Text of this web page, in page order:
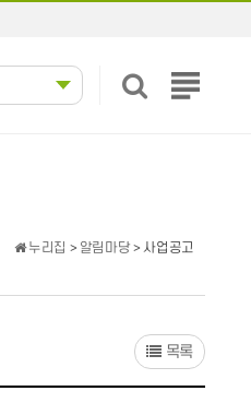
전
누리집 > 알림마당 > 사업공고
목록